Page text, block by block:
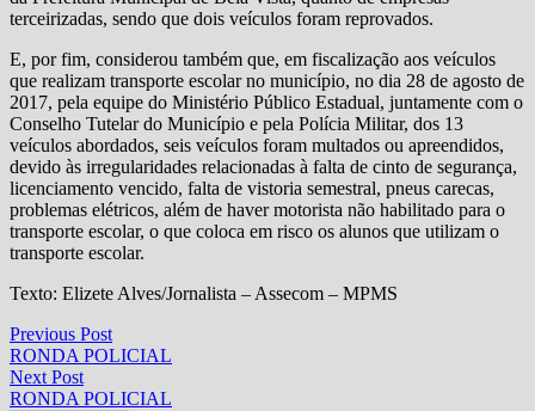
terceirizadas, sendo que dois veículos foram reprovados.
E, por fim, considerou também que, em fiscalização aos veículos
que realizam transporte escolar no município, no dia 28 de agosto de
2017, pela equipe do Ministério Público Estadual, juntamente com o
Conselho Tutelar do Município e pela Polícia Militar, dos 13
veículos abordados, seis veículos foram multados ou apreendidos,
devido às irregularidades relacionadas à falta de cinto de segurança,
licenciamento vencido, falta de vistoria semestral, pneus carecas,
problemas elétricos, além de haver motorista não habilitado para o
transporte escolar, o que coloca em risco os alunos que utilizam o
transporte escolar.
Texto: Elizete Alves/Jornalista – Assecom – MPMS
Navegação
de
Post
Previous PostPrevious
post:
RONDA POLICIAL
Next PostNext
post:
RONDA POLICIAL